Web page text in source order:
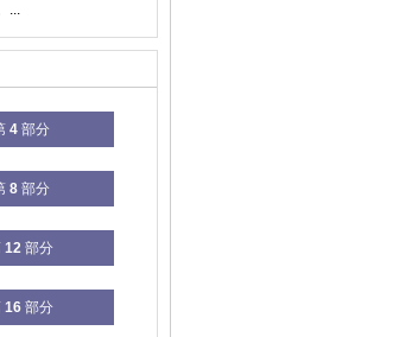
...
4部分
8部分
12 部分
16 部分